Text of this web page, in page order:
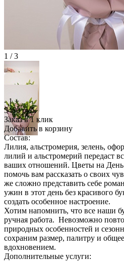
1 / 3
- 1 +
5480руб.
Заказ в 1 клик
Добавить в корзину
Состав:
Лилия, альстромерия, зелень,
лилий и альстромерий передаст
ваших отношений. Цветы на День
помочь вам рассказать о своих
же сложно представить себе
ужин в этот день без красивого
создать особенное настроение.
Хотим напомнить, что все наши
ручная работа. Невозможно
природных особенностей и
сохраним размер, палитру и
вдохновением.
Дополнительные услуги: